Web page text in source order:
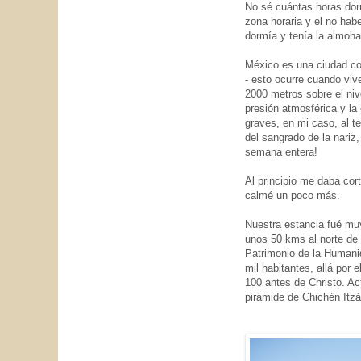
No sé cuántas horas
zona horaria y el no
dormía y tenía la
México es una ciudad
- esto ocurre cuando
2000 metros sobre el
presión atmosférica y la
graves, en mi caso, al
del sangrado de la
semana entera!
Al principio me daba
calmé un poco más.
Nuestra estancia fué
unos 50 kms al norte
Patrimonio de la
mil habitantes, allá por
100 antes de Christo.
pirámide de Chichén